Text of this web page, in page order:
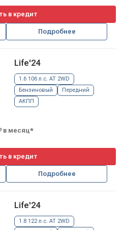
в кредит
Подробнее
Life'24
1.6 106 л.с. AT 2WD
Бензиновый
Передний
АКПП
в месяц*
в кредит
Подробнее
Life'24
1.8 122 л.с. AT 2WD